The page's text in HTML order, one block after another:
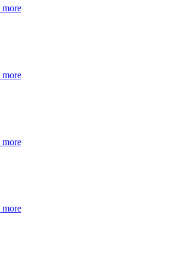
more
more
more
more